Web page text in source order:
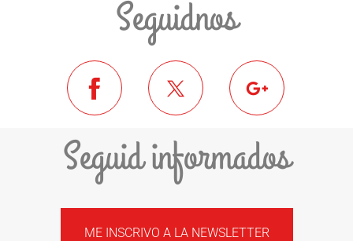
Seguidnos
Seguid informados
ME INSCRIVO A LA NEWSLETTER